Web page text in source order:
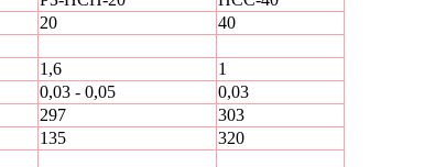
20
40
1,6
1
0,03 - 0,05
0,03
297
303
135
320